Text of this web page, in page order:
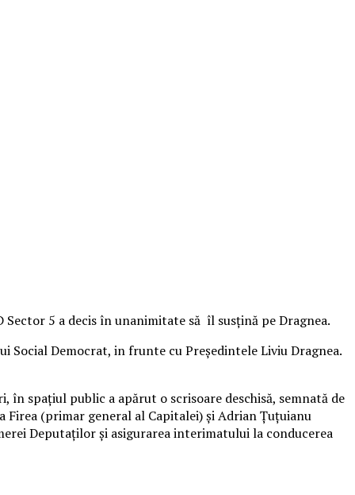
5 a decis în unanimitate să îl susţină pe Dragnea.
Social Democrat, in frunte cu Preşedintele Liviu Dragnea.
spaţiul public a apărut o scrisoare deschisă, semnată de
(primar general al Capitalei) şi Adrian Ţuţuianu
Deputaţilor şi asigurarea interimatului la conducerea